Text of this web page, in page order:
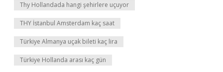
Thy Hollandada hangi şehirlere uçuyor
THY İstanbul Amsterdam kaç saat
Türkiye Almanya uçak bileti kaç lira
Türkiye Hollanda arası kaç gün